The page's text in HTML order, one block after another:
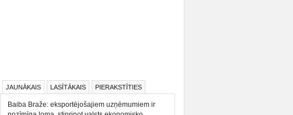
JAUNĀKAIS LASĪTĀKAIS PIERAKSTĪTIES
Baiba Braže: eksportējošajiem uzņēmumiem ir